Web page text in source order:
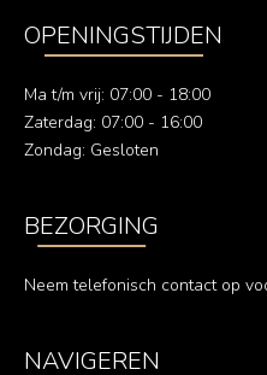
OPENINGSTIJDEN
Ma t/m vrij: 07:00 - 18:00
Zaterdag: 07:00 - 16:00
Zondag: Gesloten
BEZORGING
Neem telefonisch contact op
NAVIGEREN